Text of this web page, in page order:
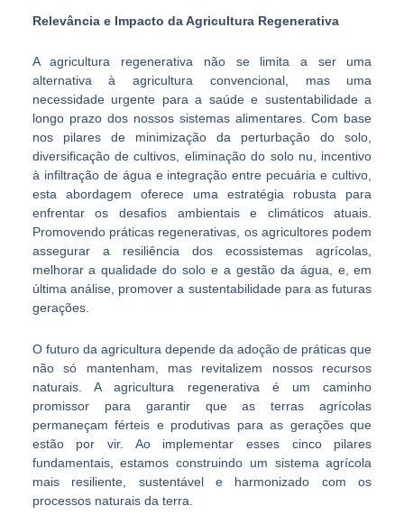
Relevância e Impacto da Agricultura Regenerativa
A agricultura regenerativa não se limita a ser uma
alternativa à agricultura convencional, mas uma
necessidade urgente para a saúde e sustentabilidade a
longo prazo dos nossos sistemas alimentares. Com base
nos pilares de minimização da perturbação do solo,
diversificação de cultivos, eliminação do solo nu, incentivo
à infiltração de água e integração entre pecuária e cultivo,
esta abordagem oferece uma estratégia robusta para
enfrentar os desafios ambientais e climáticos atuais.
Promovendo práticas regenerativas, os agricultores podem
assegurar a resiliência dos ecossistemas agrícolas,
melhorar a qualidade do solo e a gestão da água, e, em
última análise, promover a sustentabilidade para as futuras
gerações.
O futuro da agricultura depende da adoção de práticas que
não só mantenham, mas revitalizem nossos recursos
naturais. A agricultura regenerativa é um caminho
promissor para garantir que as terras agrícolas
permaneçam férteis e produtivas para as gerações que
estão por vir. Ao implementar esses cinco pilares
fundamentais, estamos construindo um sistema agrícola
mais resiliente, sustentável e harmonizado com os
processos naturais da terra.